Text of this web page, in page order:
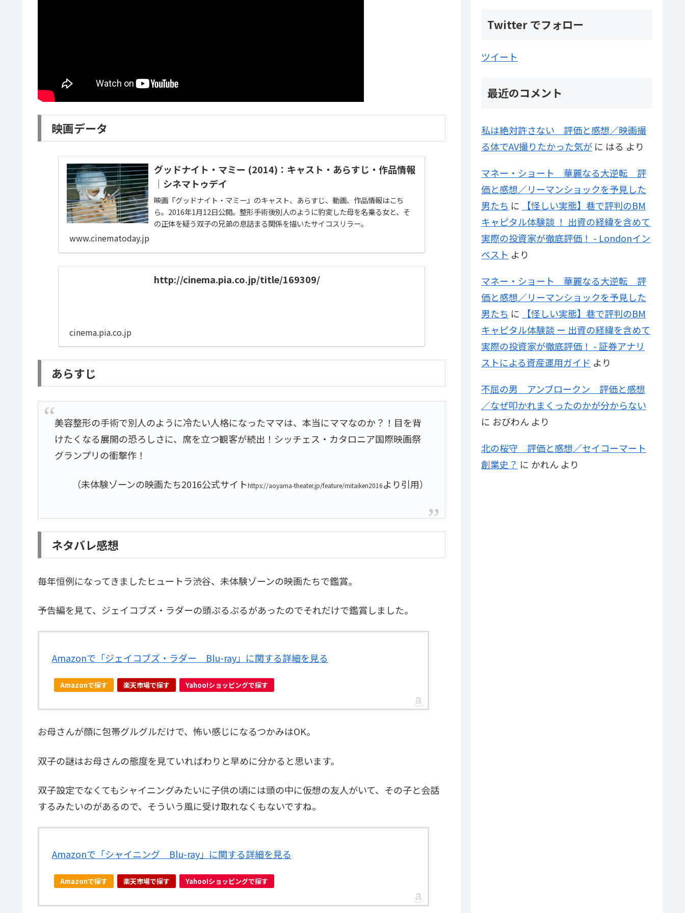
映画データ
グッドナイト・マミー (2014)：キャスト・あらすじ・作品情報
｜シネマトゥデイ
映画『グッドナイト・マミー』のキャスト、あらすじ、動画、作品情報はこち
ら。2016年1月12日公開。整形手術後別人のように豹変した母を名乗る女と、そ
の正体を疑う双子の兄弟の息詰まる関係を描いたサイコスリラー。
www.cinematoday.jp
http://cinema.pia.co.jp/title/169309/
cinema.pia.co.jp
あらすじ
美容整形の手術で別人のように冷たい人格になったママは、本当にママなのか？！目を背
けたくなる展開の恐ろしさに、席を立つ観客が続出！シッチェス・カタロニア国際映画祭
グランプリの衝撃作！
（未体験ゾーンの映画たち2016公式サイトhttps://aoyama-theater.jp/feature/mitaiken2016より引用）
ネタバレ感想
毎年恒例になってきましたヒュートラ渋谷、未体験ゾーンの映画たちで鑑賞。
予告編を見て、ジェイコブズ・ラダーの頭ぷるぷるがあったのでそれだけで鑑賞しました。
Amazonで「ジェイコブズ・ラダー Blu-ray」に関する詳細を見る
Amazonで探す 楽天市場で探す Yahoo!ショッピングで探す
お母さんが顔に包帯グルグルだけで、怖い感じになるつかみはOK。
双子の謎はお母さんの態度を見ていればわりと早めに分かると思います。
双子設定でなくてもシャイニングみたいに子供の頃には頭の中に仮想の友人がいて、その子と会話
するみたいのがあるので、そういう風に受け取れなくもないですね。
Amazonで「シャイニング Blu-ray」に関する詳細を見る
Amazonで探す 楽天市場で探す Yahoo!ショッピングで探す
Twitter でフォロー
ツイート
最近のコメント
私は絶対許さない 評価と感想／映画撮
る体でAV撮りたかった気が に はる より
マネー・ショート 華麗なる大逆転 評
価と感想／リーマンショックを予見した
男たち に
【怪しい実態】巷で評判のBM
キャピタル体験談 ！ 出資の経緯を含めて
実際の投資家が徹底評価！ - Londonイン
ベスト より
マネー・ショート 華麗なる大逆転 評
価と感想／リーマンショックを予見した
男たち に
【怪しい実態】巷で評判のBM
キャピタル体験談 ー 出資の経緯を含めて
実際の投資家が徹底評価！ - 証券アナリ
ストによる資産運用ガイド より
不屈の男 アンブロークン 評価と感想
／なぜ叩かれまくったのかが分からない
に おびわん より
北の桜守 評価と感想／セイコーマート
創業史？ に かれん より